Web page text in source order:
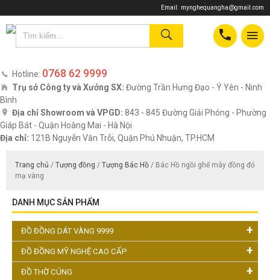
Email: mynghequangha@gmail.com
Hotline: 0768 62 9999
Trụ sở Công ty và Xưởng SX: Đường Trần Hưng Đạo - Ý Yên - Ninh
Bình
Địa chỉ Showroom và VPGD: 843 - 845 Đường Giải Phóng - Phường
Giáp Bát - Quận Hoàng Mai - Hà Nội
Địa chỉ: 121B Nguyễn Văn Trỗi, Quận Phú Nhuận, TP.HCM
Trang chủ / Tượng đồng / Tượng Bác Hồ / Bác Hồ ngồi ghế mây đồng đỏ
mạ vàng
DANH MỤC SẢN PHẨM
ĐỒ ĐỒNG DÁT VÀNG 9999
ĐỒ ĐỒNG MỸ NGHỆ CAO CẤP
ĐỒ THỜ CÚNG